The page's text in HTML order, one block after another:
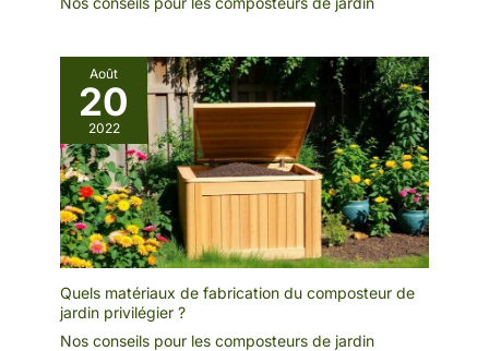
Août
20
2022
Quels matériaux de fabrication du composteur de
jardin privilégier ?
Nos conseils pour les composteurs de jardin